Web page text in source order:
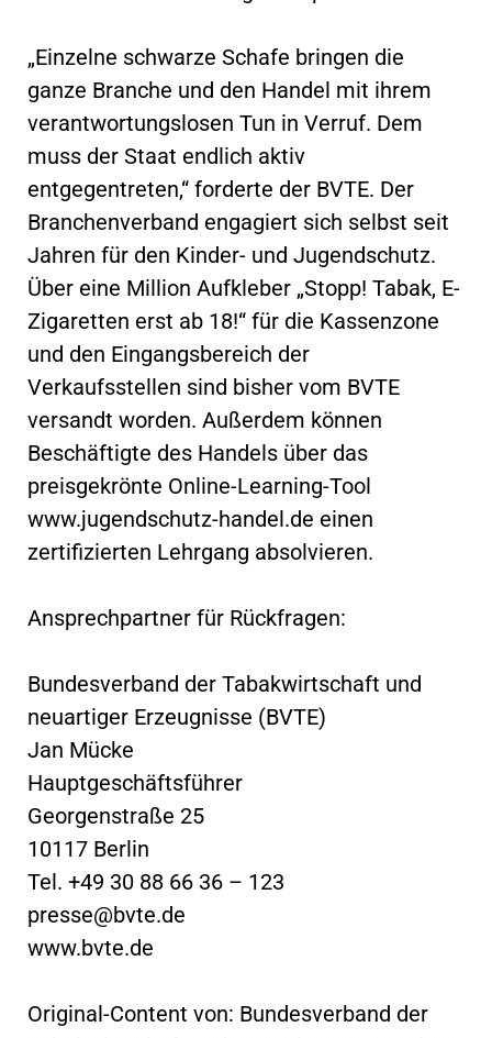
„Einzelne schwarze Schafe bringen die
ganze Branche und den Handel mit ihrem
verantwortungslosen Tun in Verruf. Dem
muss der Staat endlich aktiv
entgegentreten,“ forderte der BVTE. Der
Branchenverband engagiert sich selbst seit
Jahren für den Kinder- und Jugendschutz.
Über eine Million Aufkleber „Stopp! Tabak, E-
Zigaretten erst ab 18!“ für die Kassenzone
und den Eingangsbereich der
Verkaufsstellen sind bisher vom BVTE
versandt worden. Außerdem können
Beschäftigte des Handels über das
preisgekrönte Online-Learning-Tool
www.jugendschutz-handel.de einen
zertifizierten Lehrgang absolvieren.
Ansprechpartner für Rückfragen:
Bundesverband der Tabakwirtschaft und
neuartiger Erzeugnisse (BVTE)
Jan Mücke
Hauptgeschäftsführer
Georgenstraße 25
10117 Berlin
Tel. +49 30 88 66 36 – 123
presse@bvte.de
www.bvte.de
Original-Content von: Bundesverband der